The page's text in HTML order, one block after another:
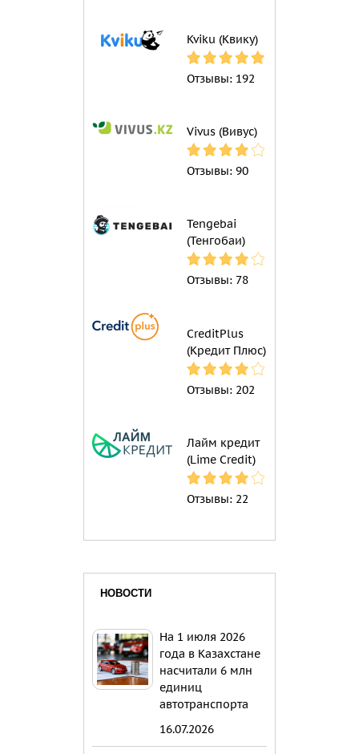
Kviku (Квику)
Отзывы: 192
Vivus (Вивус)
Отзывы: 90
Tengebai
(Тенгобаи)
Отзывы: 78
CreditPlus
(Кредит Плюс)
Отзывы: 202
Лайм кредит
(Lime Credit)
Отзывы: 22
НОВОСТИ
На 1 июля 2026
года в Казахстане
насчитали 6 млн
единиц
автотранспорта
16.07.2026